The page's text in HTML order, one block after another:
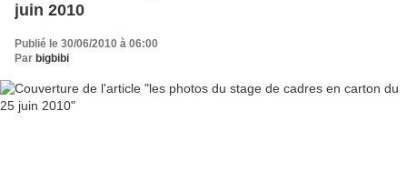
juin 2010
Publié le 30/06/2010 à 06:00
Par bigbibi